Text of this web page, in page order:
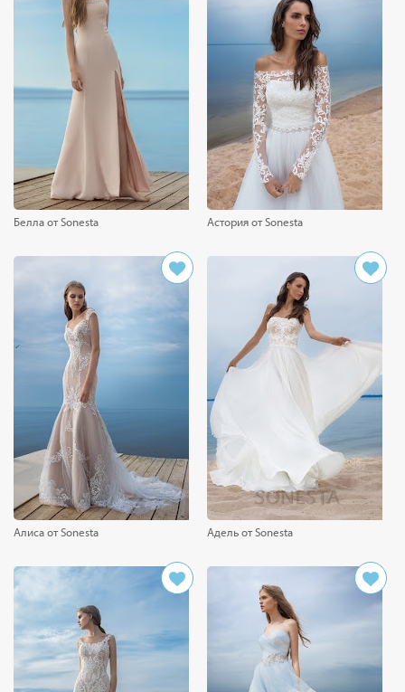
Белла от Sonesta Астория от Sonesta
Алиса от Sonesta Адель от Sonesta